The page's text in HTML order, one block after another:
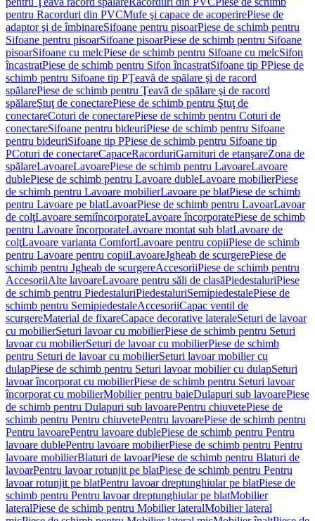
pentru Racorduri din PVCMufe şi capace de acoperirePiese de
adaptor şi de îmbinareSifoane pentru pisoarPiese de schimb pentru
Sifoane pentru pisoarSifoane pisoarPiese de schimb pentru Sifoane
pisoarSifoane cu melcPiese de schimb pentru Sifoane cu melcSifon
încastratPiese de schimb pentru Sifon încastratSifoane tip PPiese de
schimb pentru Sifoane tip PŢeavă de spălare şi de racord
spălarePiese de schimb pentru Ţeavă de spălare şi de racord
spălareŞtuţ de conectarePiese de schimb pentru Ştuţ de
conectareCoturi de conectarePiese de schimb pentru Coturi de
conectareSifoane pentru bideuriPiese de schimb pentru Sifoane
pentru bideuriSifoane tip PPiese de schimb pentru Sifoane tip
PCoturi de conectareCapaceRacorduriGarnituri de etanşareZona de
spălareLavoareLavoarePiese de schimb pentru LavoareLavoare
dublePiese de schimb pentru Lavoare dubleLavoare mobilierPiese
de schimb pentru Lavoare mobilierLavoare pe blatPiese de schimb
pentru Lavoare pe blatLavoarPiese de schimb pentru LavoarLavoar
de colţLavoare semiîncorporateLavoare încorporatePiese de schimb
pentru Lavoare încorporateLavoare montat sub blatLavoare de
colţLavoare varianta ComfortLavoare pentru copiiPiese de schimb
pentru Lavoare pentru copiiLavoareJgheab de scurgerePiese de
schimb pentru Jgheab de scurgereAccesoriiPiese de schimb pentru
AccesoriiAlte lavoareLavoare pentru săli de clasăPiedestaluriPiese
de schimb pentru PiedestaluriPiedestaluriSemipiedestalePiese de
schimb pentru SemipiedestaleAccesoriiCapac ventil de
scurgereMaterial de fixareCapace decorative lateraleSeturi de lavoar
cu mobilierSeturi lavoar cu mobilierPiese de schimb pentru Seturi
lavoar cu mobilierSeturi de lavoar cu mobilierPiese de schimb
pentru Seturi de lavoar cu mobilierSeturi lavoar mobilier cu
dulapPiese de schimb pentru Seturi lavoar mobilier cu dulapSeturi
lavoar încorporat cu mobilierPiese de schimb pentru Seturi lavoar
încorporat cu mobilierMobilier pentru baieDulapuri sub lavoarePiese
de schimb pentru Dulapuri sub lavoarePentru chiuvetePiese de
schimb pentru Pentru chiuvetePentru lavoarePiese de schimb pentru
Pentru lavoarePentru lavoare dublePiese de schimb pentru Pentru
lavoare dublePentru lavoare mobilierPiese de schimb pentru Pentru
lavoare mobilierBlaturi de lavoarPiese de schimb pentru Blaturi de
lavoarPentru lavoar rotunjit pe blatPiese de schimb pentru Pentru
lavoar rotunjit pe blatPentru lavoar dreptunghiular pe blatPiese de
schimb pentru Pentru lavoar dreptunghiular pe blatMobilier
lateralPiese de schimb pentru Mobilier lateralMobilier lateral